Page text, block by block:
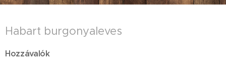
Habart burgonyaleves
Hozzávalók